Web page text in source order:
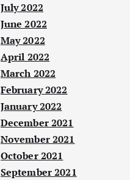
July 2022
June 2022
May 2022
April 2022
March 2022
February 2022
January 2022
December 2021
November 2021
October 2021
September 2021